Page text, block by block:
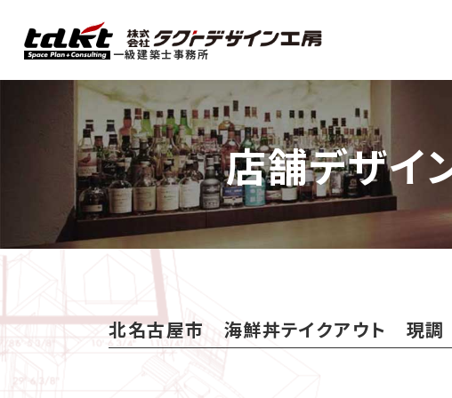
一級建築士事務所
店舗デザイ
北名古屋市 海鮮丼テイクアウト 現調